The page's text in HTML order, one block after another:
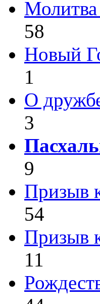
58
Новый
1
О
3
9
Призыв
54
Призыв
11